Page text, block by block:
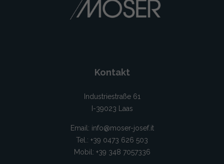
Kontakt
Industriestraße 61
I-39023 Laas
Email: info@moser-josef.it
Tel.: +39 0473 626 503
Mobil: +39 348 7057336‬